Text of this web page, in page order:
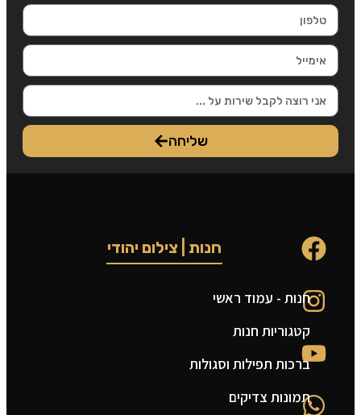
שליחה
חנות | צילום יהודי
חנות - עמוד ראשי
קטגוריות חנות
ברכות תפילות וסגולות
תמונות צדיקים